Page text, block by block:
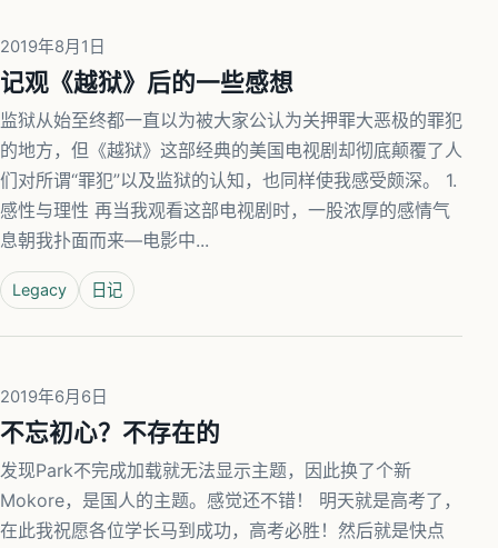
2019年8月1日
记观《越狱》后的一些感想
监狱从始至终都一直以为被大家公认为关押罪大恶极的罪犯
的地方，但《越狱》这部经典的美国电视剧却彻底颠覆了人
们对所谓“罪犯”以及监狱的认知，也同样使我感受颇深。 1.
感性与理性 再当我观看这部电视剧时，一股浓厚的感情气
息朝我扑面而来—电影中...
Legacy 日记
2019年6月6日
不忘初心？不存在的
发现Park不完成加载就无法显示主题，因此换了个新
Mokore，是国人的主题。感觉还不错！ 明天就是高考了，
在此我祝愿各位学长马到成功，高考必胜！然后就是快点